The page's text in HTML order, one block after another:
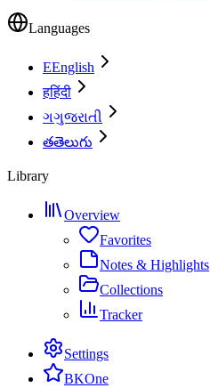
Languages
EEnglish
हहिंदी
ગગુજરાતી
తతెలుగు
Library
Overview
Favorites
Notes & Highlights
Collections
Tracker
Settings
BKOne